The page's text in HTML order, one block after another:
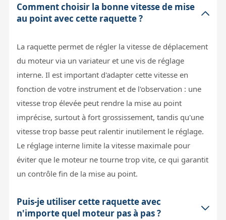
Comment choisir la bonne vitesse de mise
au point avec cette raquette ?
La raquette permet de régler la vitesse de déplacement
du moteur via un variateur et une vis de réglage
interne. Il est important d'adapter cette vitesse en
fonction de votre instrument et de l'observation : une
vitesse trop élevée peut rendre la mise au point
imprécise, surtout à fort grossissement, tandis qu'une
vitesse trop basse peut ralentir inutilement le réglage.
Le réglage interne limite la vitesse maximale pour
éviter que le moteur ne tourne trop vite, ce qui garantit
un contrôle fin de la mise au point.
Puis-je utiliser cette raquette avec
n'importe quel moteur pas à pas ?